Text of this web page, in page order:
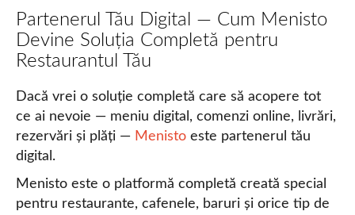
Partenerul Tău Digital — Cum Menisto
Devine Soluția Completă pentru
Restaurantul Tău
Dacă vrei o soluție completă care să acopere tot
ce ai nevoie — meniu digital, comenzi online, livrări,
rezervări și plăți — Menisto este partenerul tău
digital.
Menisto este o platformă completă creată special
pentru restaurante, cafenele, baruri și orice tip de